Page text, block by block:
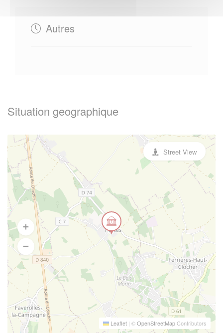
Autres
Situation geographique
Leaflet | ©OpenStreetMapContributors
Street View